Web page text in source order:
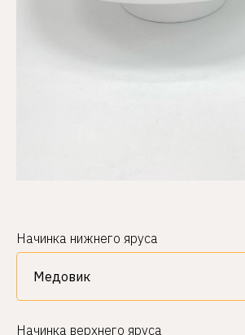
Начинка нижнего яруса
Начинка верхнего яруса